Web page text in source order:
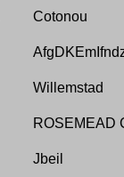
Cotonou
Willemstad
ROSEMEAD
Jbeil